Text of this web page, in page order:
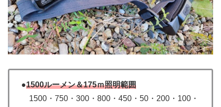
●1500ルーメン＆175ｍ照明範囲
1500・750・300・800・450・50・200・100・